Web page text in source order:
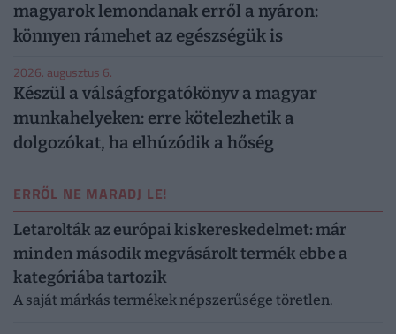
magyarok lemondanak erről a nyáron:
könnyen rámehet az egészségük is
2026. augusztus 6.
Készül a válságforgatókönyv a magyar
munkahelyeken: erre kötelezhetik a
dolgozókat, ha elhúzódik a hőség
ERRŐL NE MARADJ LE!
Letarolták az európai kiskereskedelmet: már
minden második megvásárolt termék ebbe a
kategóriába tartozik
A saját márkás termékek népszerűsége töretlen.